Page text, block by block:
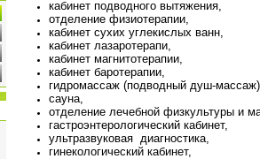
кабинет подводного вытяжения,
отделение физиотерапии,
кабинет сухих углекислых ванн,
кабинет лазаротерапи,
кабинет магнитотерапии,
кабинет баротерапии,
гидромассаж (подводный душ-
сауна,
отделение лечебной физкультуры и
гастроэнтерологический кабинет,
ультразвуковая диагностика,
гинекологический кабинет,